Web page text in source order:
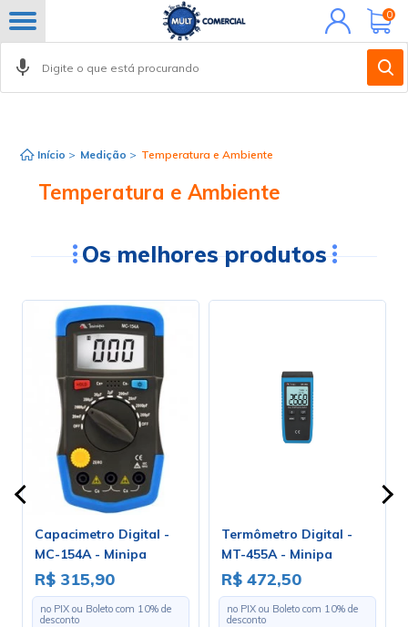
Minha
conta
0
Início > Medição > Temperatura e Ambiente
Temperatura e Ambiente
Os melhores produtos
Capacimetro Digital -
MC-154A - Minipa
R$ 315,90
no PIX ou Boleto com 10% de
desconto
Termômetro Digital -
MT-455A - Minipa
R$ 472,50
no PIX ou Boleto com 10% de
desconto